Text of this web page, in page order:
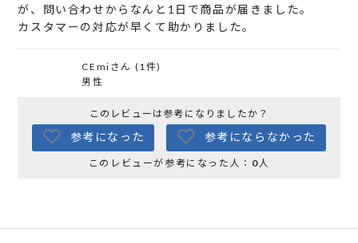
が、問い合わせからなんと1日で商品が届きました。
カスタマーの対応が早くて助かりました。
CEmiさん (1件)
男性
このレビューは参考になりましたか？
参考になった
参考にならなかった
このレビューが参考になった人： 0人